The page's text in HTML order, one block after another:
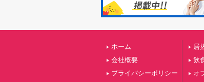
ホーム
会社概要
プライバシーポリシー
居
飲
オ